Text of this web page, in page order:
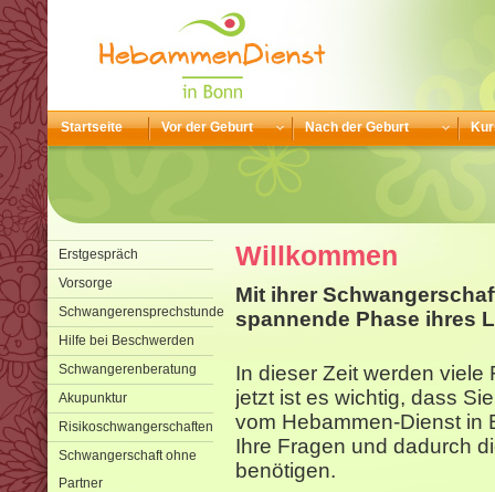
Startseite Vor der Geburt Nach der Geburt
Erstgespräch
Vorsorge
Schwangerensprechstunde
Hilfe bei Beschwerden
Schwangerenberatung
Akupunktur
Risikoschwangerschaften
Schwangerschaft ohne
Partner
Willkommen
Mit ihrer
spannende Phase ihres
In dieser Zeit werden
jetzt ist es wichtig, dass
vom Hebammen-Dienst in
Ihre Fragen und dadurch
benötigen.